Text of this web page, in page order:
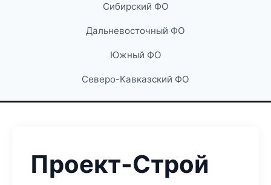
Сибирский ФО
Дальневосточный ФО
Южный ФО
Северо-Кавказский ФО
Проект-Строй